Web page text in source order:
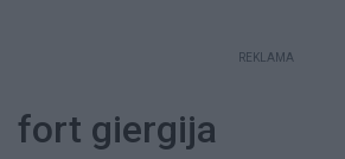
Bardzo ważna informacja dla
REKLAMA
fort giergija